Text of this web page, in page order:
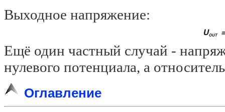
Выходное напряжение:
Ещё один частный случай -
нулевого потенциала, а
Оглавление